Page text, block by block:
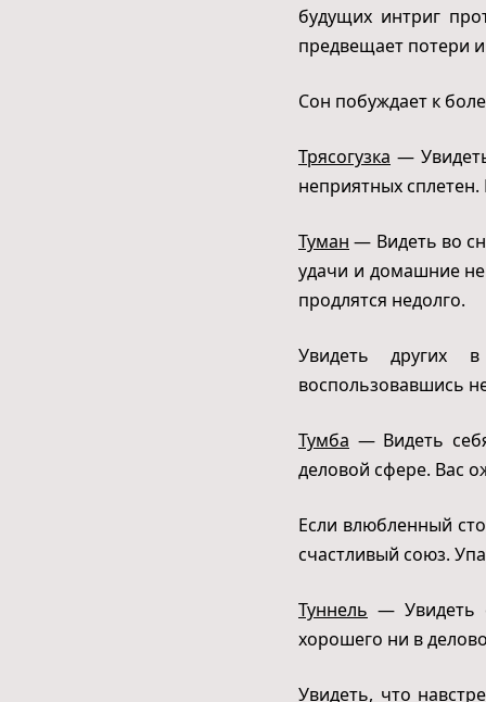
будущих интриг
предвещает потери
Сон побуждает к
Трясогузка —
неприятных
Туман — Видеть во
удачи и домашние
продлятся недолго.
Увидеть других
воспользовавшись
Тумба — Видеть
деловой сфере. Вас
Если влюбленный
счастливый союз.
Туннель — Увидеть
хорошего ни в
Увидеть, что